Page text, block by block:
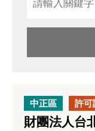
中正區 許可
財團法人台